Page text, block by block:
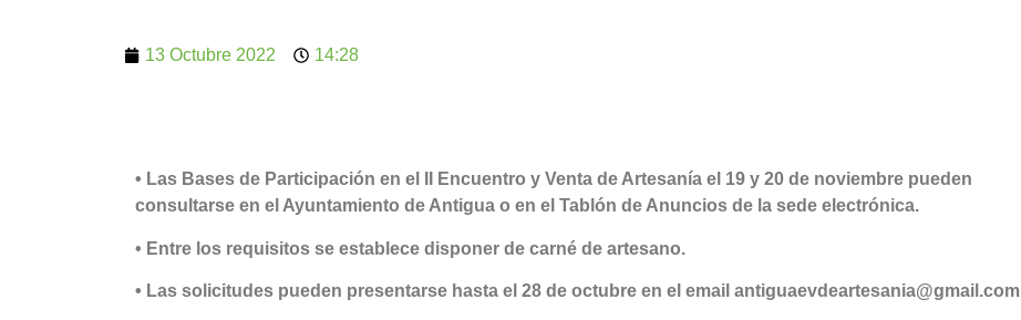
13 Octubre 2022 14:28
• Las Bases de Participación en el II Encuentro y Venta de Artesanía el 19 y 20 de noviembre pueden
consultarse en el Ayuntamiento de Antigua o en el Tablón de Anuncios de la sede electrónica.
• Entre los requisitos se establece disponer de carné de artesano.
• Las solicitudes pueden presentarse hasta el 28 de octubre en el email antiguaevdeartesania@gmail.com